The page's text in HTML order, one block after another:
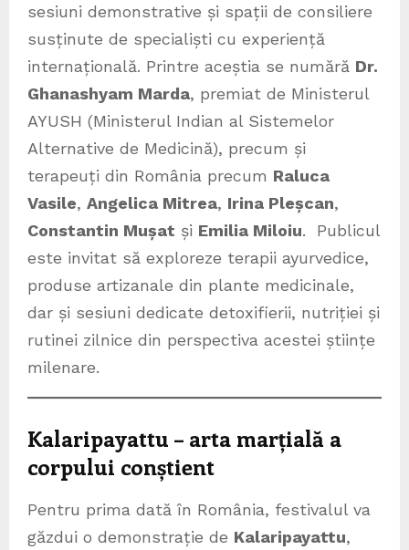
sesiuni demonstrative și spații de consiliere
susținute de specialiști cu experiență
internațională. Printre aceștia se numără Dr.
Ghanashyam Marda, premiat de Ministerul
AYUSH (Ministerul Indian al Sistemelor
Alternative de Medicină), precum și
terapeuți din România precum Raluca
Vasile, Angelica Mitrea, Irina Pleșcan,
Constantin Mușat și Emilia Miloiu. Publicul
este invitat să exploreze terapii ayurvedice,
produse artizanale din plante medicinale,
dar și sesiuni dedicate detoxifierii, nutriției și
rutinei zilnice din perspectiva acestei științe
milenare.
Kalaripayattu – arta marțială a
corpului conștient
Pentru prima dată în România, festivalul va
găzdui o demonstrație de Kalaripayattu,